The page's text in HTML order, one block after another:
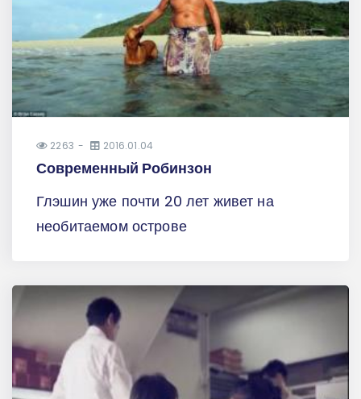
2263 2016.01.04
Современный Робинзон
Глэшин уже почти 20 лет живет на
необитаемом острове